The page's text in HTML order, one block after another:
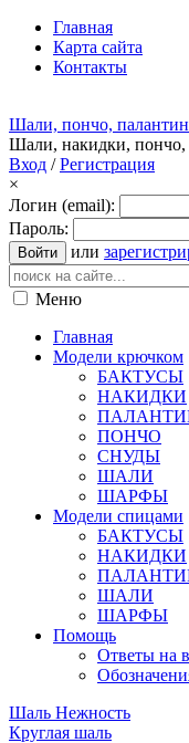
Главная
Карта сайта
Контакты
Шали, пончо,
Шали, накидки,
Вход /Регистрация
×
Логин (email):
Пароль:
Войти или
Меню
Главная
Модели крючком
БАКТУСЫ
НАКИДКИ
ПОНЧО
СНУДЫ
ШАЛИ
ШАРФЫ
Модели спицами
БАКТУСЫ
НАКИДКИ
ШАЛИ
ШАРФЫ
Помощь
Ответы на
Шаль Нежность
Круглая шаль